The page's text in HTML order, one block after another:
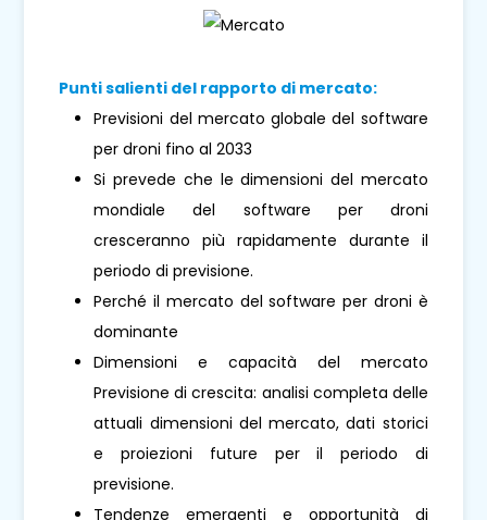
Punti salienti del rapporto di mercato:
Previsioni del mercato globale del software
per droni fino al 2033
Si prevede che le dimensioni del mercato
mondiale del software per droni
cresceranno più rapidamente durante il
periodo di previsione.
Perché il mercato del software per droni è
dominante
Dimensioni e capacità del mercato
Previsione di crescita: analisi completa delle
attuali dimensioni del mercato, dati storici
e proiezioni future per il periodo di
previsione.
Tendenze emergenti e opportunità di